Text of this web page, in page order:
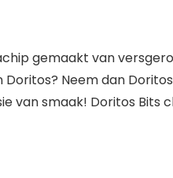
gemaakt van
Neem dan
van smaak! Doritos Bits